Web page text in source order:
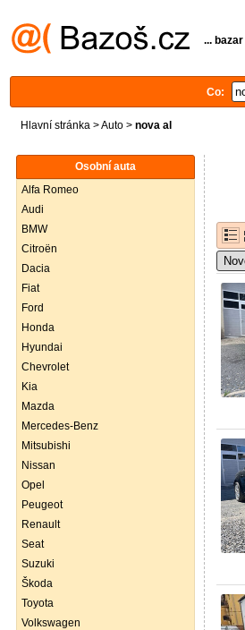
...
Co:
Hlavní stránka >Auto > nova al
Osobní auta
Alfa Romeo
Audi
BMW
Citroën
Dacia
Fiat
Ford
Honda
Hyundai
Chevrolet
Kia
Mazda
Mercedes-Benz
Mitsubishi
Nissan
Opel
Peugeot
Renault
Seat
Suzuki
Škoda
Toyota
Volkswagen